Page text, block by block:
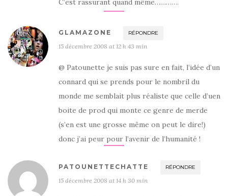
C’est rassurant quand même………….
GLAMAZONE RÉPONDRE
15 décembre 2008 at 12 h 43 min
@ Patounette je suis pas sure en fait, l’idée d’un
connard qui se prends pour le nombril du
monde me semblait plus réaliste que celle d’uen
boite de prod qui monte ce genre de merde
(s’en est une grosse même on peut le dire!)
donc j’ai peur pour l’avenir de l’humanité !
PATOUNETTECHATTE RÉPONDRE
15 décembre 2008 at 14 h 30 min